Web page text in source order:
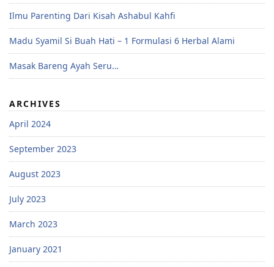
Ilmu Parenting Dari Kisah Ashabul Kahfi
Madu Syamil Si Buah Hati – 1 Formulasi 6 Herbal Alami
Masak Bareng Ayah Seru…
ARCHIVES
April 2024
September 2023
August 2023
July 2023
March 2023
January 2021